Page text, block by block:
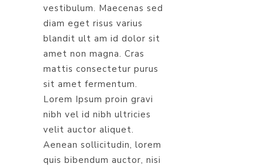
vestibulum. Maecenas sed
diam eget risus varius
blandit ult am id dolor sit
amet non magna. Cras
mattis consectetur purus
sit amet fermentum.
Lorem Ipsum proin gravi
nibh vel id nibh ultricies
velit auctor aliquet.
Aenean sollicitudin, lorem
quis bibendum auctor, nisi